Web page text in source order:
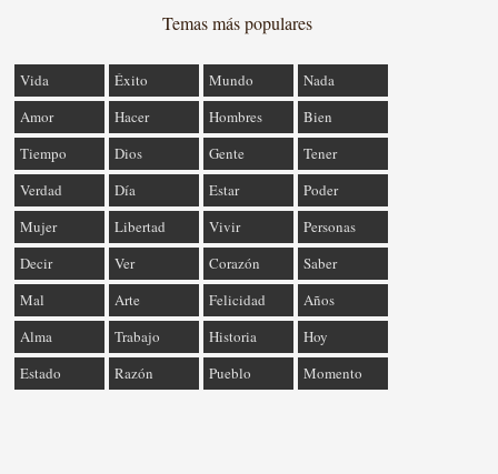
Temas más populares
Vida Éxito Mundo
Nada
Amor
Hacer Hombres
Bien
Tiempo
Dios Gente
Tener
Verdad
Día Estar
Poder
Mujer
Libertad Vivir
Personas
Decir
Ver Corazón
Saber
Mal
Arte Felicidad
Años
Alma
Trabajo Historia
Hoy
Estado
Razón Pueblo Momento